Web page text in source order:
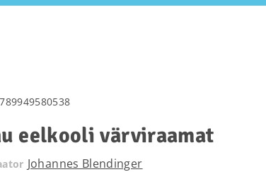
eelkooli värviraamat
Johannes Blendinger